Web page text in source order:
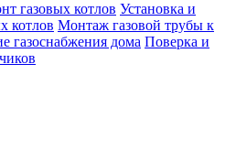
газовых котлов Установка и
котлов Монтаж газовой трубы к
газоснабжения дома Поверка и